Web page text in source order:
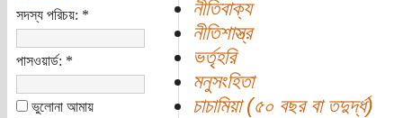
সদস্য পরিচয়: *
পাসওয়ার্ড: *
ভুলোনা আমায়
নীতিবাক্য
নীতিশাস্ত্র
ভর্তৃহরি
মনুসংহিতা
চাচামিয়া (৫০ বছর বা তদুর্দ্ধ)